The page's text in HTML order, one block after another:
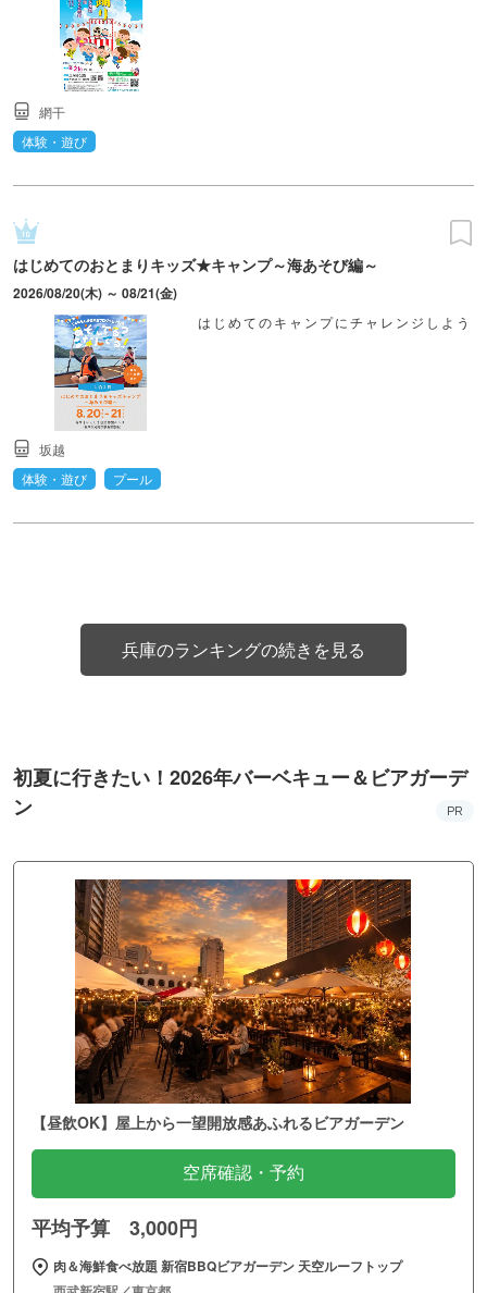
網干
体験・遊び
はじめてのおとまりキッズ★キャンプ～海あそび編～
2026/08/20(木) ～ 08/21(金)
はじめてのキャンプにチャレンジしよう
坂越
体験・遊び
プール
兵庫のランキングの続きを見る
初夏に行きたい！2026年バーベキュー＆ビアガーデ
ン
PR
【昼飲OK】屋上から一望開放感あふれるビアガーデン
空席確認・予約
平均予算 3,000円
肉＆海鮮食べ放題 新宿BBQビアガーデン 天空ルーフトップ